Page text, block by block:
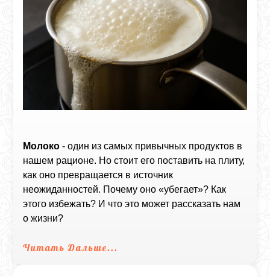
Молоко - один из самых привычных продуктов в
нашем рационе. Но стоит его поставить на плиту,
как оно превращается в источник
неожиданностей. Почему оно «убегает»? Как
этого избежать? И что это может рассказать нам
о жизни?
Читать Дальше...